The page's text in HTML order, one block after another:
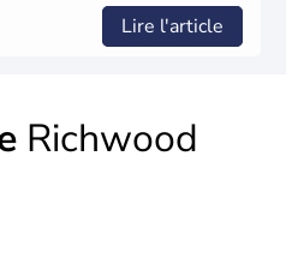
Lire l'article
Richwood